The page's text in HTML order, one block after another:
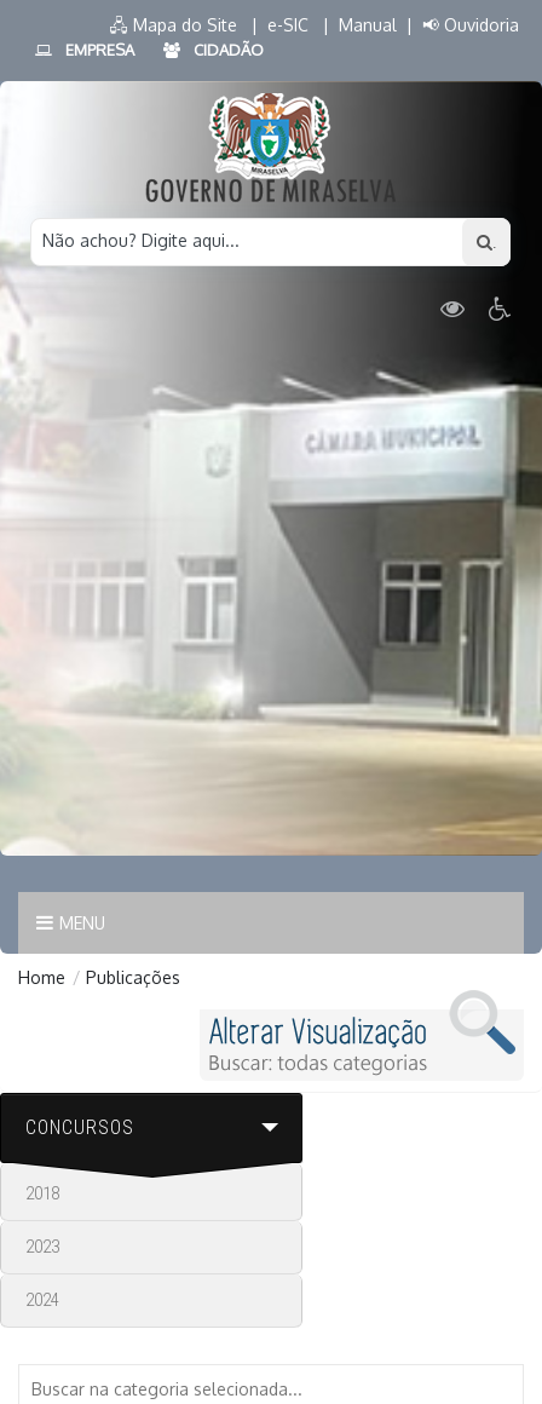
🖧 Mapa do Site | e-SIC | Manual | 📢 Ouvidoria
EMPRESA CIDADÃO
Não achou? Digite aqui...
MENU
Home / Publicações
CONCURSOS
2018
2023
2024